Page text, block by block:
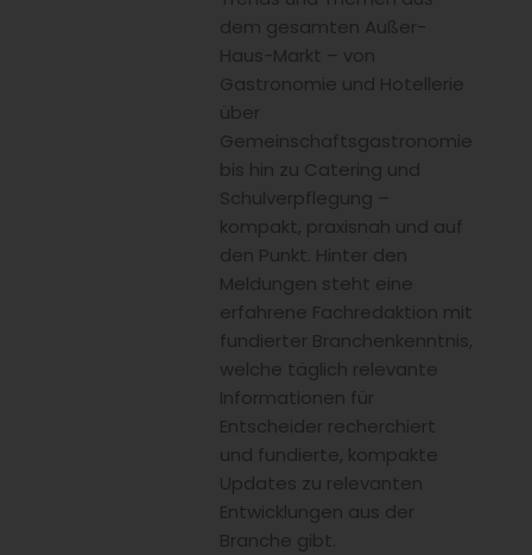
dem gesamten Außer-
Haus-Markt – von
Gastronomie und Hotellerie
über
Gemeinschaftsgastronomie
bis hin zu Catering und
Schulverpflegung –
kompakt, praxisnah und auf
den Punkt. Hinter den
Meldungen steht eine
erfahrene Fachredaktion mit
fundierter Branchenkenntnis,
welche täglich relevante
Informationen für
Entscheider recherchiert
und fundierte, kompakte
Updates zu relevanten
Entwicklungen aus der
Branche gibt.